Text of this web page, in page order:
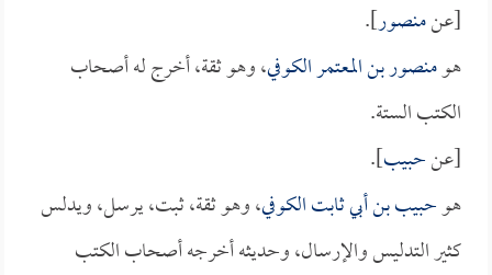
[عنمنصور].
هومنصور بن المعتمر الكوفي، وهو ثقة، أخرج له أصحاب
الكتب الستة.
[عنحبيب].
هوحبيب بن أبي ثابت الكوفي، وهو ثقة، ثبت، يرسل، ويدلس
كثير التدليس والإرسال، وحديثه أخرجه أصحاب الكتب